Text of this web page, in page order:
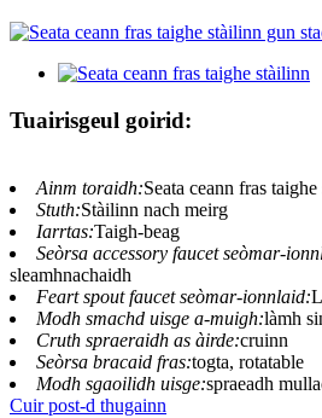
Tuairisgeul goirid:
Ainm toraidh:Seata ceann fras
Stuth:Stàilinn nach meirg
Iarrtas:Taigh-beag
Seòrsa accessory faucet seòmar-
sleamhnachaidh
Feart spout faucet seòmar-ionnlaid:
Modh smachd uisge a-muigh:làmh
Cruth spraeraidh as àirde:cruinn
Seòrsa bracaid fras:togta, rotatable
Modh sgaoilidh uisge:spraeadh
Cuir post-d thugainn